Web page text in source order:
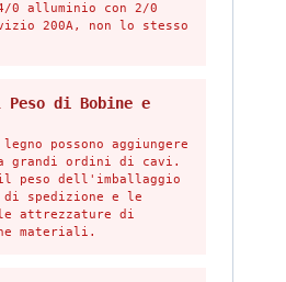
0 alluminio con 2/0
200A, non lo stesso
di Bobine e
possono aggiungere
grandi ordini di cavi.
il peso dell'imballaggio
spedizione e le
attrezzature di
materiali.